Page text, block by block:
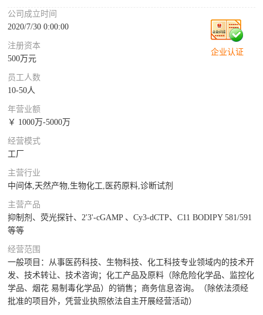
企业认证
公司成立时间
2020/7/30 0:00:00
注册资本
500万元
员工人数
10-50人
年营业额
￥ 1000万-5000万
经营模式
工厂
主营行业
中间体,天然产物,生物化工,医药原料,诊断试剂
主营产品
抑制剂、荧光探针、2'3'-cGAMP 、Cy3-dCTP、C11 BODIPY 581/591
等等
经营范围
一般项目：从事医药科技、生物科技、化工科技专业领域内的技术开
发、技术转让、技术咨询；化工产品及原料（除危险化学品、监控化
学品、烟花 易制毒化学品）的销售；商务信息咨询。（除依法须经
批准的项目外，凭营业执照依法自主开展经营活动）